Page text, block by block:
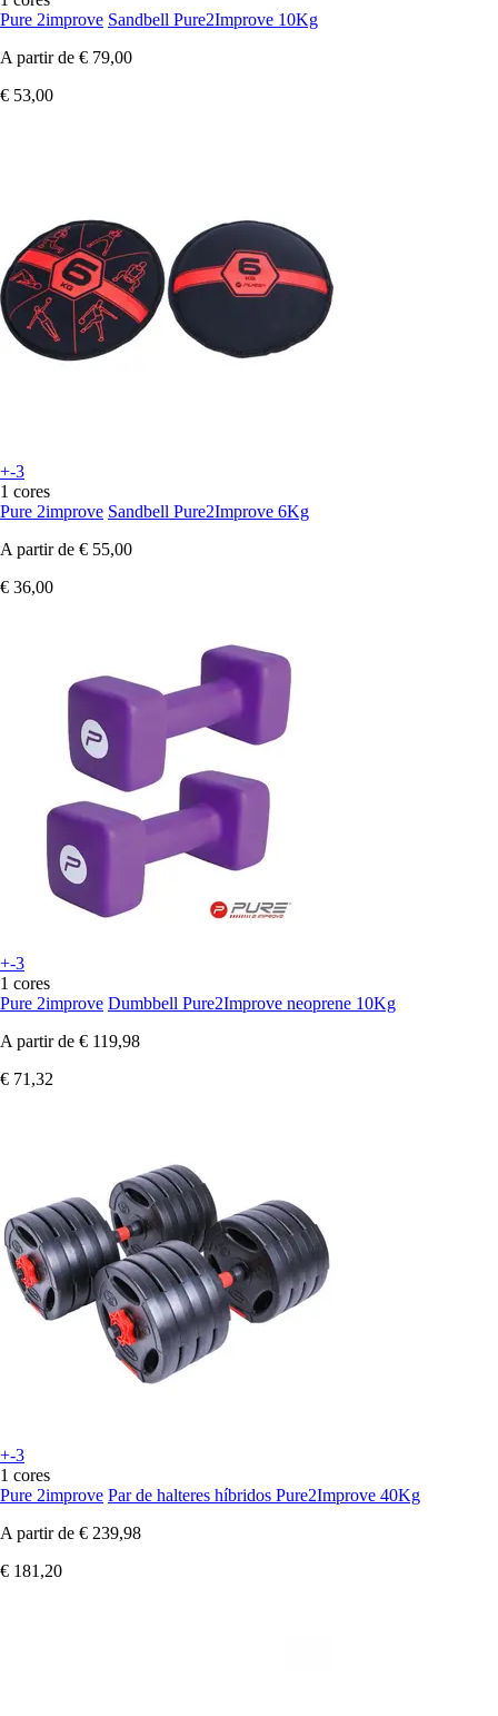
Pure 2improve Sandbell Pure2Improve 10Kg
A partir de € 79,00
€ 53,00
+-3
1 cores
Pure 2improve Sandbell Pure2Improve 6Kg
A partir de € 55,00
€ 36,00
+-3
1 cores
Pure 2improve Dumbbell Pure2Improve neoprene 10Kg
A partir de € 119,98
€ 71,32
+-3
1 cores
Pure 2improve Par de halteres híbridos Pure2Improve 40Kg
A partir de € 239,98
€ 181,20